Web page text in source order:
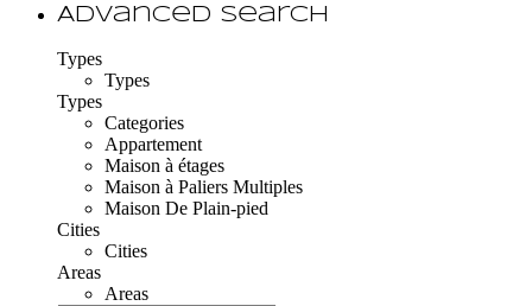
Advanced Search
Types
Types
Types
Categories
Appartement
Maison à étages
Maison à Paliers Multiples
Maison De Plain-pied
Cities
Cities
Areas
Areas